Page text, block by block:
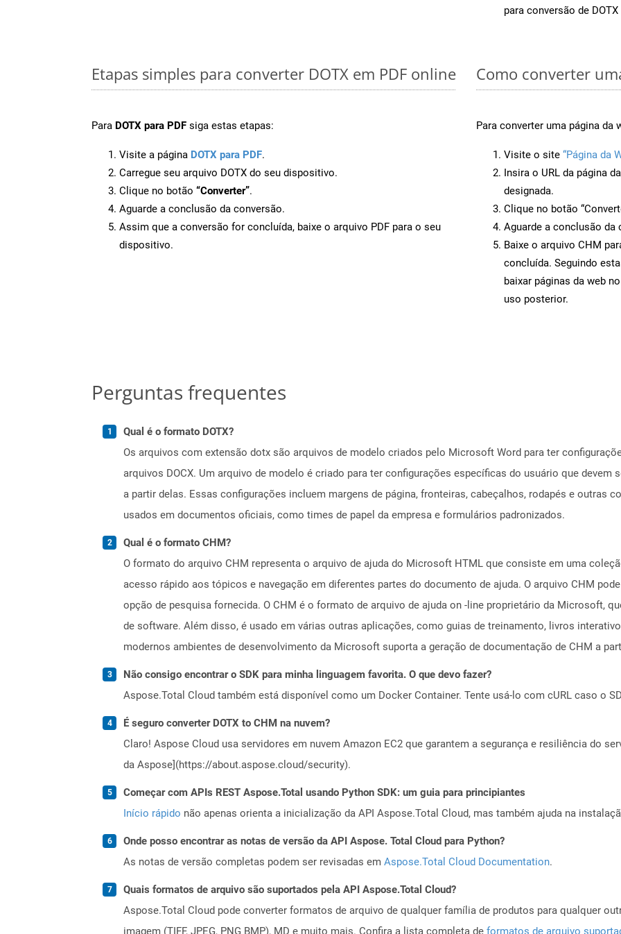
para conversão de DOTX
Etapas simples para converter DOTX em PDF online
Para DOTX para PDF siga estas etapas:
Visite a página DOTX para PDF.
Carregue seu arquivo DOTX do seu dispositivo.
Clique no botão “Converter”.
Aguarde a conclusão da conversão.
Assim que a conversão for concluída, baixe o arquivo PDF para o seu
dispositivo.
Como converter
Para converter uma página da
Visite o site “Página da
Insira o URL da página
designada.
Clique no botão
Aguarde a conclusão da
Baixe o arquivo CHM
concluída. Seguindo
baixar páginas da web
uso posterior.
Perguntas frequentes
Qual é o formato DOTX?
Os arquivos com extensão dotx são arquivos de modelo criados pelo Microsoft Word para ter
arquivos DOCX. Um arquivo de modelo é criado para ter configurações específicas do usuário que
a partir delas. Essas configurações incluem margens de página, fronteiras, cabeçalhos, rodapés e outras
usados ​​em documentos oficiais, como times de papel da empresa e formulários padronizados.
Qual é o formato CHM?
O formato do arquivo CHM representa o arquivo de ajuda do Microsoft HTML que consiste em uma
acesso rápido aos tópicos e navegação em diferentes partes do documento de ajuda. O arquivo CHM
opção de pesquisa fornecida. O CHM é o formato de arquivo de ajuda on -line proprietário da Microsoft,
de software. Além disso, é usado em várias outras aplicações, como guias de treinamento, livros
modernos ambientes de desenvolvimento da Microsoft suporta a geração de documentação de CHM a
Não consigo encontrar o SDK para minha linguagem favorita. O que devo fazer?
Aspose.Total Cloud também está disponível como um Docker Container. Tente usá-lo com cURL caso o
É seguro converter DOTX to CHM na nuvem?
Claro! Aspose Cloud usa servidores em nuvem Amazon EC2 que garantem a segurança e resiliência do
da Aspose](https://about.aspose.cloud/security).
Começar com APIs REST Aspose.Total usando Python SDK: um guia para principiantes
Início rápido não apenas orienta a inicialização da API Aspose.Total Cloud, mas também ajuda na
Onde posso encontrar as notas de versão da API Aspose. Total Cloud para Python?
As notas de versão completas podem ser revisadas em Aspose.Total Cloud Documentation.
Quais formatos de arquivo são suportados pela API Aspose.Total Cloud?
Aspose.Total Cloud pode converter formatos de arquivo de qualquer família de produtos para qualquer
imagem (TIFF, JPEG, PNG BMP), MD e muito mais. Confira a lista completa de formatos de arquivo